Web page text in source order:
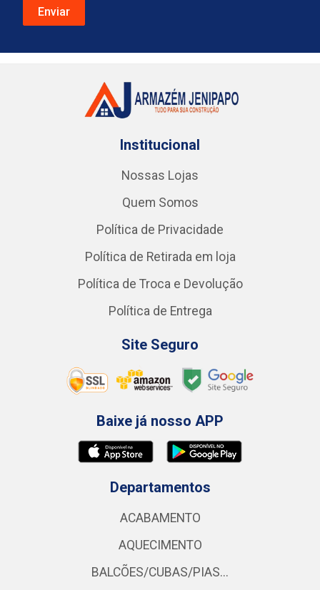
Institucional
Nossas Lojas
Quem Somos
Política de Privacidade
Política de Retirada em loja
Política de Troca e Devolução
Política de Entrega
Site Seguro
Baixe já nosso APP
Departamentos
ACABAMENTO
AQUECIMENTO
BALCÕES/CUBAS/PIAS...